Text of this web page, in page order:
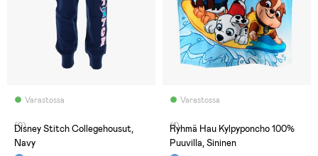
Varastossa
(0)
Disney Stitch Collegehousut,
Navy
Varastossa
(1)
Ryhmä Hau Kylpyponcho 100%
Puuvilla, Sininen